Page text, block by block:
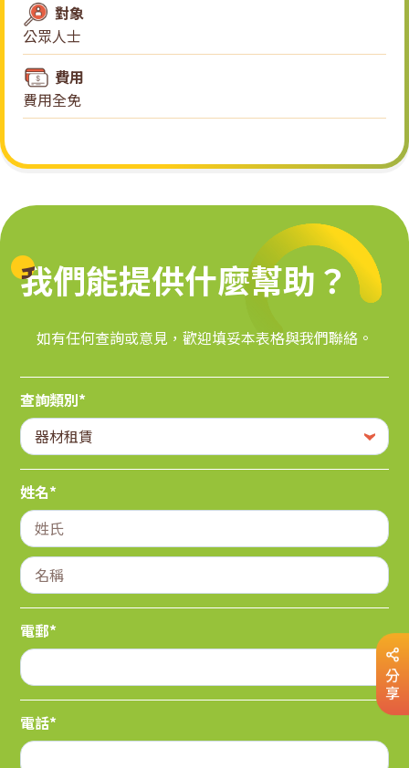
對象
公眾人士
費用
費用全免
我們能提供什麼幫助？
我們能提供什麼幫助？
如有任何查詢或意見，歡迎填妥本表格與我們聯絡。
查詢類別*
姓名*
電郵*
電話*
分
享